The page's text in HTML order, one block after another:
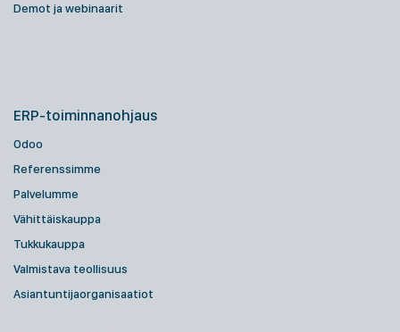
Demot ja webinaarit
ERP-toiminnanohjaus
Odoo
Referenssimme
Palvelumme
Vähittäiskauppa
Tukkukauppa
Valmistava teollisuus
Asiantuntijaorganisaatiot